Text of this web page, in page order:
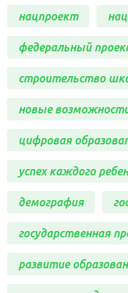
нацпроект
федеральный
строительство
новые
цифровая
успех каждого
демография
государственная
развитие